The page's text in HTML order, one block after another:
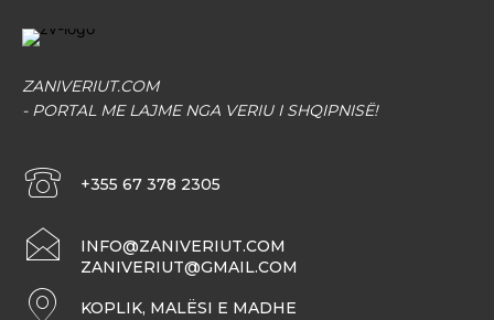
ZANIVERIUT.COM
- PORTAL ME LAJME NGA VERIU I SHQIPNISË!
+355 67 378 2305
INFO@ZANIVERIUT.COM
ZANIVERIUT@GMAIL.COM
KOPLIK, MALËSI E MADHE